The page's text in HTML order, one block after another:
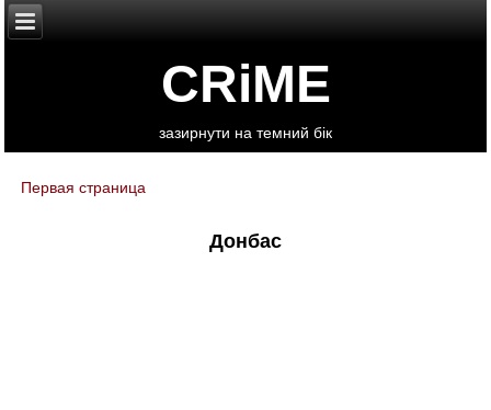
CRiME
зазирнути на темний бік
You are here
Первая страница
Донбас